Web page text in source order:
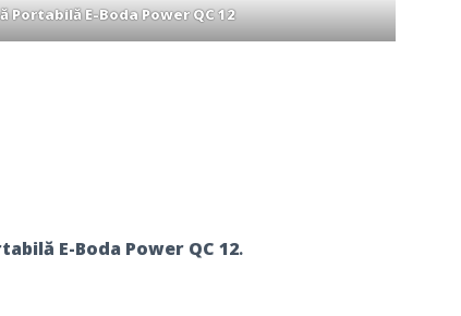
Portabilă E-Boda Power QC 12
E-Boda Power QC 12.